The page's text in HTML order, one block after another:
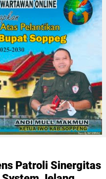
Patroli Sinergitas